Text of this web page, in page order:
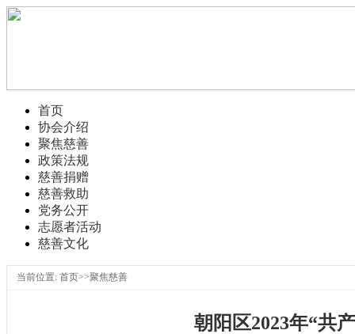
首页
协会介绍
聚焦慈善
政策法规
慈善捐赠
慈善救助
党务公开
志愿者活动
慈善文化
当前位置: 首页>>聚焦慈善
朝阳区2023年“共